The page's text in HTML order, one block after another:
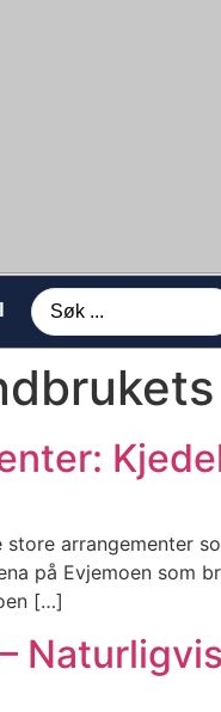
arrangementer
på Evjemoen som
[…]